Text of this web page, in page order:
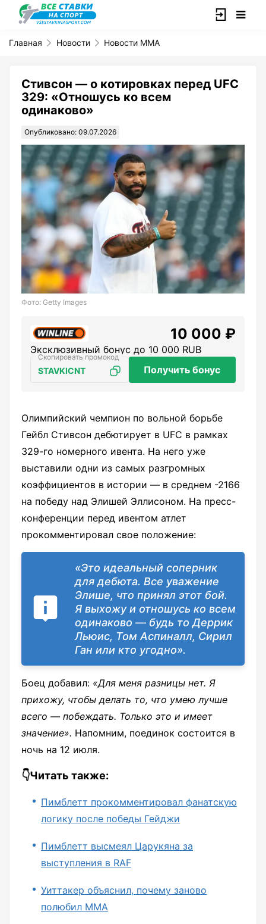
Главная Новости Новости ММА
Стивсон — о котировках перед UFC
329: «Отношусь ко всем
одинаково»
Опубликовано: 09.07.2026
Фото: Getty Images
10 000 ₽
Эксклюзивный бонус до 10 000 RUB
STAVKICNT Получить бонус
Олимпийский чемпион по вольной борьбе
Гейбл Стивсон дебютирует в UFC в рамках
329-го номерного ивента. На него уже
выставили одни из самых разгромных
коэффициентов в истории — в среднем -2166
на победу над Элишей Эллисоном. На пресс-
конференции перед ивентом атлет
прокомментировал свое положение:
«Это идеальный соперник
для дебюта. Все уважение
Элише, что принял этот бой.
Я выхожу и отношусь ко всем
одинаково — будь то Деррик
Льюис, Том Аспиналл, Сирил
Ган или кто угодно».
Боец добавил: «Для меня разницы нет. Я
прихожу, чтобы делать то, что умею лучше
всего — побеждать. Только это и имеет
значение». Напомним, поединок состоится в
ночь на 12 июля.
👇Читать также:
Пимблетт прокомментировал фанатскую
логику после победы Гейджи
Пимблетт высмеял Царукяна за
выступления в RAF
Уиттакер объяснил, почему заново
полюбил ММА